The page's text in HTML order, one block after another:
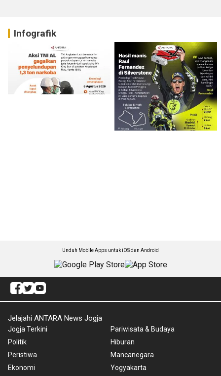
Infografik
Unduh Mobile Apps untuk iOS dan Android
Jelajahi ANTARA News Jogja
Jogja Terkini
Politik
Peristiwa
Ekonomi
Pariwisata & Budaya
Hiburan
Mancanegara
Yogyakarta